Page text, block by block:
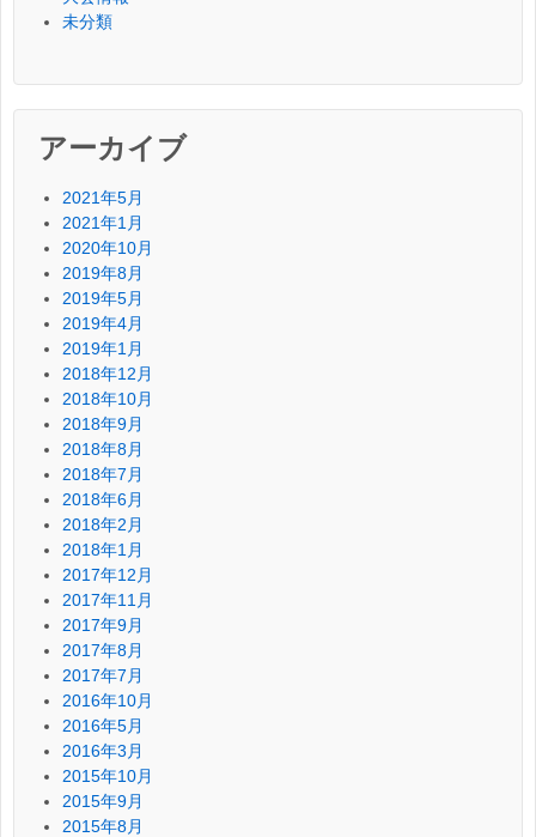
未分類
アーカイブ
2021年5月
2021年1月
2020年10月
2019年8月
2019年5月
2019年4月
2019年1月
2018年12月
2018年10月
2018年9月
2018年8月
2018年7月
2018年6月
2018年2月
2018年1月
2017年12月
2017年11月
2017年9月
2017年8月
2017年7月
2016年10月
2016年5月
2016年3月
2015年10月
2015年9月
2015年8月